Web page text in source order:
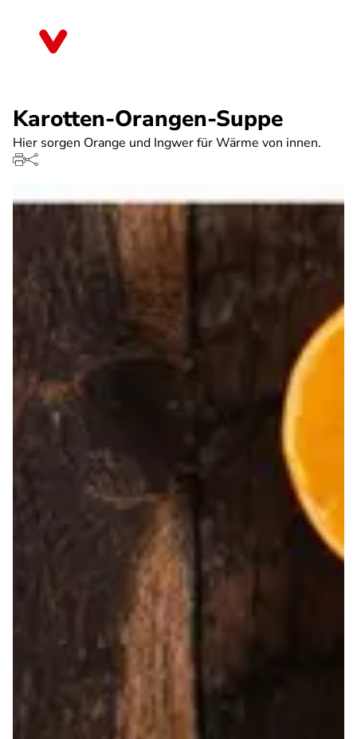
Karotten-Orangen-Suppe
Hier sorgen Orange und Ingwer für Wärme von innen.